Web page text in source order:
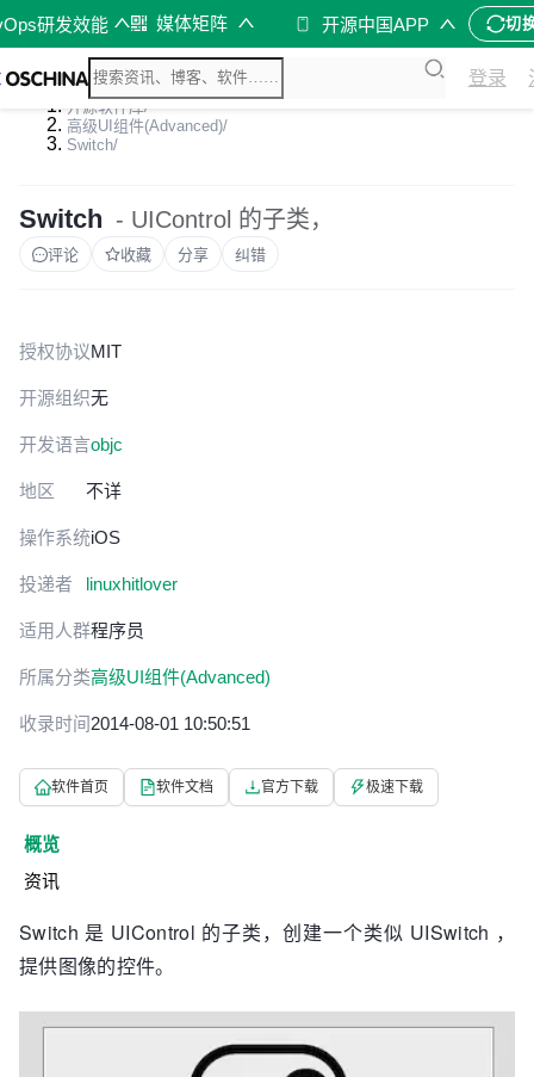
研发效能 媒体矩阵 开源中国APP 切
登录
开源软件库/
高级UI组件(Advanced)/
Switch/
Switch - UIControl 的子类，
评论 收藏 分享 纠错
授权协议MIT
开源组织无
开发语言objc
地区 不详
操作系统iOS
投递者 linuxhitlover
适用人群程序员
所属分类高级UI组件(Advanced)
收录时间2014-08-01 10:50:51
软件首页 软件文档 官方下载 极速下载
概览
资讯
Switch 是 UIControl 的子类，创建一个类似 UISwitch ，
提供图像的控件。